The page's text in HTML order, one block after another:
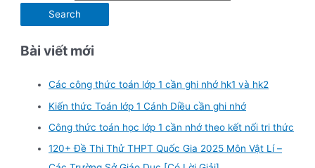
Bài viết mới
Các công thức toán lớp 1 cần ghi nhớ hk1 và hk2
Kiến thức Toán lớp 1 Cánh Diều cần ghi nhớ
Công thức toán học lớp 1 cần nhớ theo kết nối tri thức
120+ Đề Thi Thử THPT Quốc Gia 2025 Môn Vật Lí –